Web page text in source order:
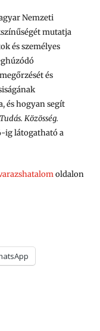
Nemzeti
mutatja
és személyes
és
és hogyan segít
Közösség.
ig látogatható a
oldalon